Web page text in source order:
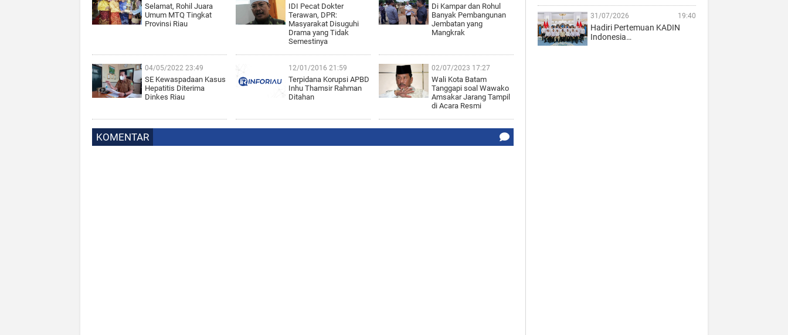
Selamat, Rohil Juara
Umum MTQ Tingkat
Provinsi Riau
IDI Pecat Dokter
Terawan, DPR:
Masyarakat Disuguhi
Drama yang Tidak
Semestinya
Di Kampar dan Rohul
Banyak Pembangunan
Jembatan yang
Mangkrak
04/05/2022 23:49
SE Kewaspadaan Kasus
Hepatitis Diterima
Dinkes Riau
12/01/2016 21:59
Terpidana Korupsi APBD
Inhu Thamsir Rahman
Ditahan
02/07/2023 17:27
Wali Kota Batam
Tanggapi soal Wawako
Amsakar Jarang Tampil
di Acara Resmi
KOMENTAR
31/07/2026 19:40
Hadiri Pertemuan KADIN
Indonesia…